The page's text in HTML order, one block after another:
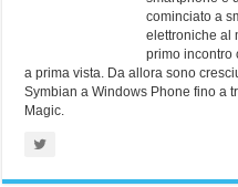
cominciato a
elettroniche al
primo incontro
a prima vista. Da allora sono
Symbian a Windows Phone fino a
Magic.